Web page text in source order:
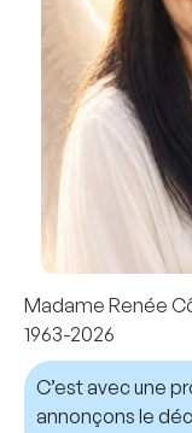
Madame Renée
1963-2026
C’est avec une
annonçons le